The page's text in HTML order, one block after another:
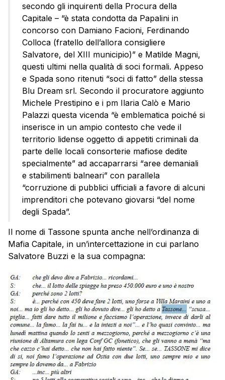
secondo gli inquirenti della Procura della
Capitale – “è stata condotta da Papalini in
concorso con Damiano Facioni, Ferdinando
Colloca (fratello dell’allora consigliere
Salvatore, del XIII municipio)” e Matilde Magni,
questi ultimi nella qualità di soci formali. Appeso
e Spada sono ritenuti “soci di fatto” della stessa
Blu Dream srl. Secondo il procuratore aggiunto
Michele Prestipino e i pm Ilaria Calò e Mario
Palazzi questa vicenda “è emblematica poiché si
inserisce in un ampio contesto che vede il
territorio lidense oggetto di appetiti criminali da
parte delle locali consorterie mafiose dedite
specialmente” ad accaparrarsi “aree demaniali
e stabilimenti balneari” con parallela
“corruzione di pubblici ufficiali a favore di alcuni
imprenditori che potevano giovarsi “del nome
degli Spada”.
Il nome di Tassone spunta anche nell’ordinanza di
Mafia Capitale, in un’intercettazione in cui parlano
Salvatore Buzzi e la sua compagna: